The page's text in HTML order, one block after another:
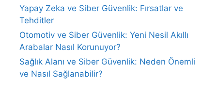
Yapay Zeka ve Siber Güvenlik: Fırsatlar ve
Tehditler
Otomotiv ve Siber Güvenlik: Yeni Nesil Akıllı
Arabalar Nasıl Korunuyor?
Sağlık Alanı ve Siber Güvenlik: Neden Önemli
ve Nasıl Sağlanabilir?